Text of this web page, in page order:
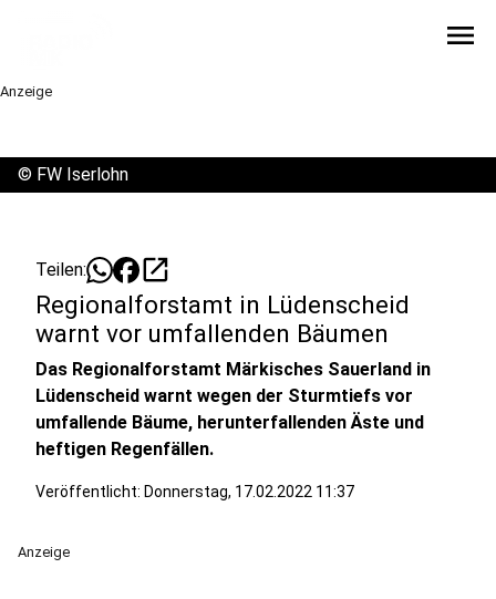
menu
Anzeige
© FW Iserlohn
Teilen: open_in_new
Regionalforstamt in Lüdenscheid
warnt vor umfallenden Bäumen
Das Regionalforstamt Märkisches Sauerland in
Lüdenscheid warnt wegen der Sturmtiefs vor
umfallende Bäume, herunterfallenden Äste und
heftigen Regenfällen.
Veröffentlicht: Donnerstag, 17.02.2022 11:37
Anzeige